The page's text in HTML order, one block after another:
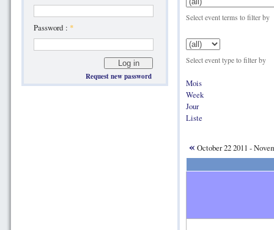
Password : *
Request new password
Select event terms to filter by
Select event type to filter by
Mois
Week
Jour
Liste
« October 22 2011 -